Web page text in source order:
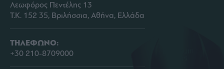
Λεωφόρος Πεντέλης 13
Τ.Κ. 152 35, Βριλήσσια, Αθήνα, Ελλάδα
ΤΗΛΕΦΩΝΟ:
+30 210-8709000